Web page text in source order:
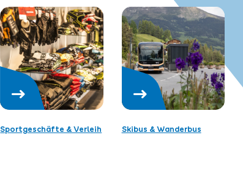
Sportgeschäfte & Verleih Skibus & Wanderbus